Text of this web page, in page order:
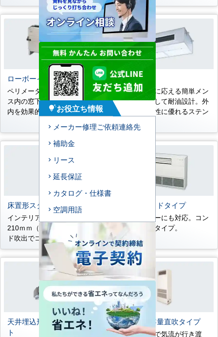
ローボーイ埋込タイプ
ペリメーター空調用。オフィ
ス内の窓下などに設置し、室
内を効果的に空調。
厨房用
プロユースに応える簡単メン
テナンスそして耐油設計。外
装材は耐久性に優れるステン
レス。
床置形スタンドタイプ
インテリアフィットの奥行き
210ｍｍ（P45～P80） ワイ
ド吹出でコーナー設置も可能
床置形サイドタイプ
ペリメーターにも対応。コン
パクト露出タイプ。
天井埋込形コンパクトダク
ト
床置形大容量直吹タイプ
約30m先まで気流が行き渡
tips_and_updatesお役立ち情報
メーカー修理ご依頼連絡先
補助金
リース
延長保証
カタログ・仕様書
空調用語